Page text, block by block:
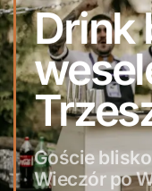
Drink
Goście
Wieczór po